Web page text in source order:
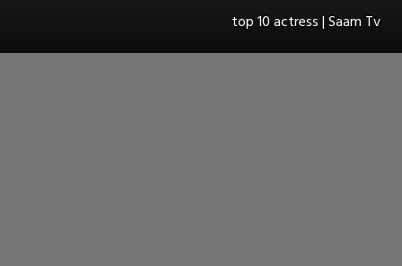
top 10 actress | Saam Tv